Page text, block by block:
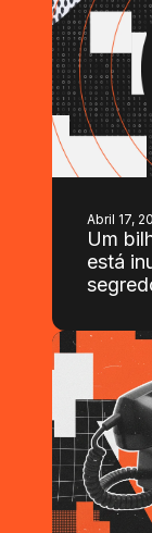
Abril 17,
Um
está